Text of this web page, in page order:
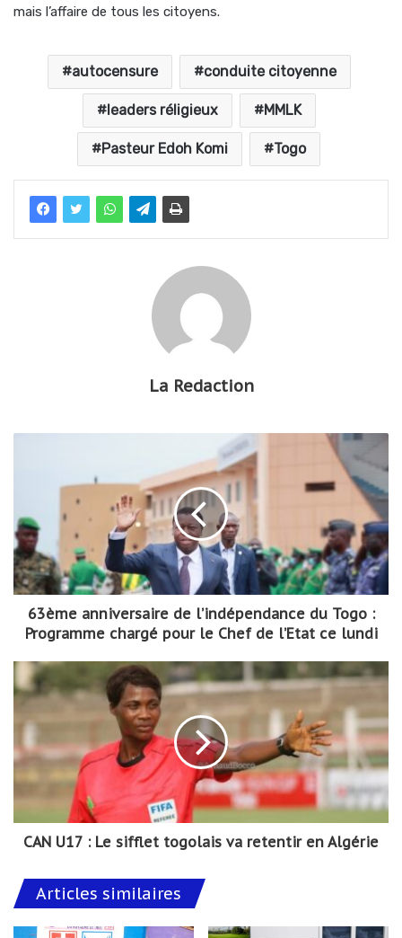
mais l’affaire de tous les citoyens.
autocensure conduite citoyenne
leaders réligieux MMLK
Pasteur Edoh Komi Togo
La Redaction
63ème anniversaire de l’indépendance du Togo :
Programme chargé pour le Chef de l’Etat ce lundi
CAN U17 : Le sifflet togolais va retentir en Algérie
Articles similaires